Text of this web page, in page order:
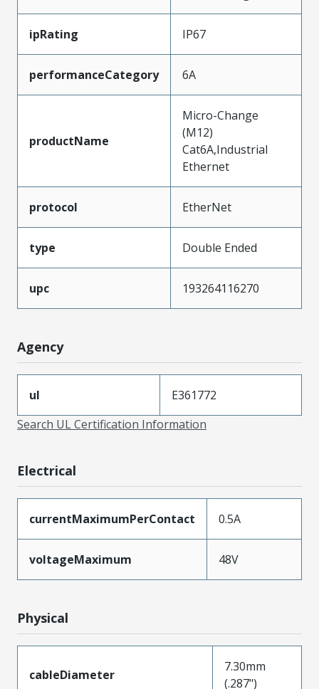
ipRating IP67
performanceCategory 6A
productName
Micro-Change
(M12)
Cat6A,Industrial
Ethernet
protocol EtherNet
type Double Ended
upc 193264116270
Agency
ul
E361772
Search UL Certification Information
Electrical
currentMaximumPerContact 0.5A
voltageMaximum 48V
Physical
cableDiameter
7.30mm
(.287")